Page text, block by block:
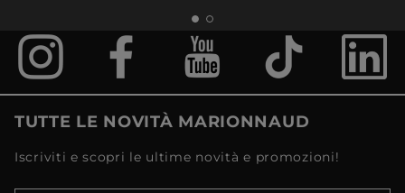
TUTTE LE NOVITÀ MARIONNAUD
Iscriviti e scopri le ultime novità e promozioni!